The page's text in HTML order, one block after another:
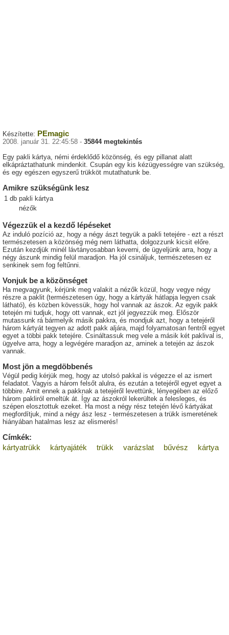
Készítette: PEmagic
2008. január 31. 22:45:58 - 35844 megtekintés
Egy pakli kártya, némi érdeklődő közönség, és egy pillanat alatt
elkápráztathatunk mindenkit. Csupán egy kis kézügyességre van szükség,
és egy egészen egyszerű trükköt mutathatunk be.
Amikre szükségünk lesz
1 db pakli kártya
nézők
Végezzük el a kezdő lépéseket
Az induló pozíció az, hogy a négy ászt tegyük a pakli tetejére - ezt a részt
természetesen a közönség még nem láthatta, dolgozzunk kicsit előre.
Ezután kezdjük minél lávtányosabban keverni, de ügyeljünk arra, hogy a
négy ászunk mindig felül maradjon. Ha jól csináljuk, természetesen ez
senkinek sem fog feltűnni.
Vonjuk be a közönséget
Ha megvagyunk, kérjünk meg valakit a nézők közül, hogy vegye négy
részre a paklit (természetesen úgy, hogy a kártyák hátlapja legyen csak
látható), és közben kövessük, hogy hol vannak az ászok. Az egyik pakk
tetején mi tudjuk, hogy ott vannak, ezt jól jegyezzük meg. Először
mutassunk rá bármelyik másik pakkra, és mondjuk azt, hogy a tetejéről
három kártyát tegyen az adott pakk aljára, majd folyamatosan fentről egyet
egyet a többi pakk tetejére. Csináltassuk meg vele a másik két paklival is,
ügyelve arra, hogy a legvégére maradjon az, aminek a tetején az ászok
vannak.
Most jön a megdöbbenés
Végül pedig kérjük meg, hogy az utolsó pakkal is végezze el az ismert
feladatot. Vagyis a három felsőt alulra, és ezután a tetejéről egyet egyet a
többire. Amit ennek a pakknak a tetejéről levettünk, lényegében az előző
három pakliról emeltük át. Így az ászokról lekerültek a felesleges, és
szépen elosztottuk ezeket. Ha most a négy rész tetején lévő kártyákat
megfordítjuk, mind a négy ász lesz - természetesen a trükk ismeretének
hiányában hatalmas lesz az elismerés!
Címkék:
kártyatrükk
kártyajáték trükk varázslat bűvész kártya